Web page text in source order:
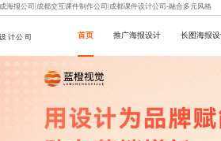
海报公司|成都交互课件制作公司|成都课件设计公司-融合多元风格
计公司 首页 推广海报设计 长图海报